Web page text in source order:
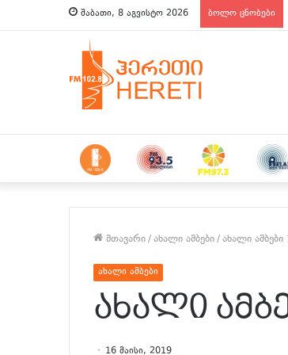
შაბათი, 8 აგვისტო 2026 ბოლო ცნობები
მთავარი/ახალი ამბები/ახალი
ახალი ამბები
ახალი
16 მაისი, 2019